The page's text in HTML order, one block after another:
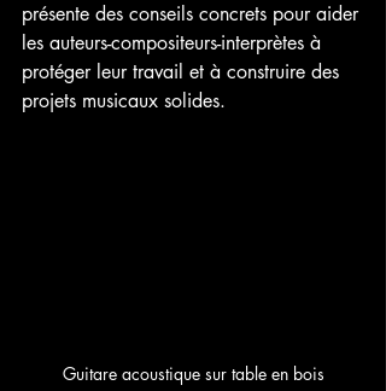
présente des conseils concrets pour aider
les auteurs-compositeurs-interprètes à
protéger leur travail et à construire des
projets musicaux solides.
Guitare acoustique sur table en bois